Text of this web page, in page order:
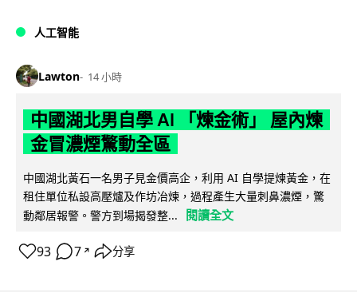
人工智能
Lawton 14 小時
中國湖北男自學 AI 「煉金術」 屋內煉
金冒濃煙驚動全區
中國湖北黃石一名男子見金價高企，利用 AI 自學提煉黃金，在
租住單位私設高壓爐及作坊冶煉，過程產生大量刺鼻濃煙，驚
動鄰居報警。警方到場揭發整...
閱讀全文
93 7 ↗ 分享